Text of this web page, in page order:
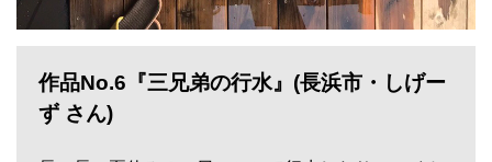
作品No.6『三兄弟の行水』(長浜市・しげー
ず さん)